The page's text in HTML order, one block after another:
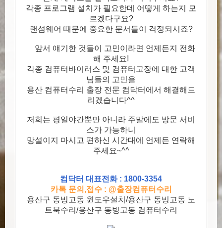
각종 프로그램 설치가 필요한데 어떻게 하는지 모
르겠다구요?
랜섬웨어 때문에 중요한 문서들이 걱정되시죠?
앞서 얘기한 것들이 고민이라면 언제든지 전화
해 주세요!
각종 컴퓨터바이러스 및 컴퓨터고장에 대한 고객
님들의 고민을
용산 컴퓨터수리 출장 전문 컴닥터에서 해결해드
리겠습니다^^
저희는 평일야간뿐만 아니라 주말에도 방문 서비
스가 가능하니
망설이지 마시고 편하신 시간대에 언제든 연락해
주세요~^^
컴닥터 대표전화 : 1800-3354
카톡 문의,접수 : @출장컴퓨터수리
용산구 동빙고동 윈도우설치/용산구 동빙고동 노
트북수리/용산구 동빙고동 컴퓨터수리